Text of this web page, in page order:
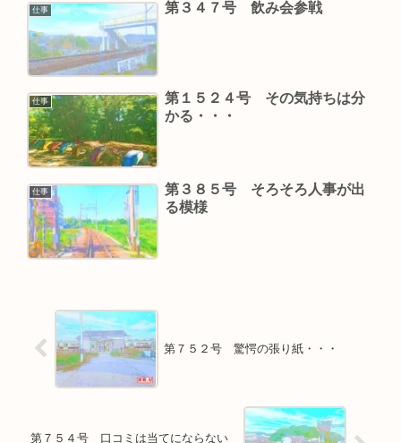
仕事 第３４７号 飲み会参戦
仕事
第１５２４号 その気持ちは分
かる・・・
仕事
第３８５号 そろそろ人事が出
る模様
第７５２号 驚愕の張り紙・・・
第７５４号 口コミは当てにならない